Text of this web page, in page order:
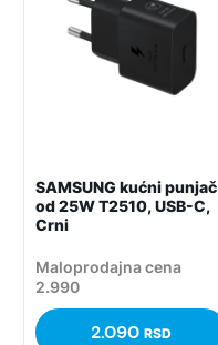
SAMSUNG kućni punjač
od 25W T2510, USB-C,
Crni
Maloprodajna cena
2.990
2.090 RSD